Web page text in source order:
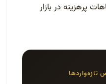
پرهزینه در بازار